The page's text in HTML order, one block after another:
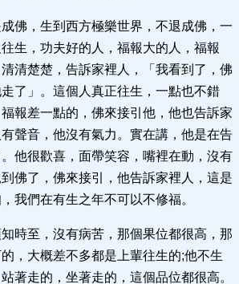
成佛，生到西方極樂世界，不退成佛，一
生，功夫好的人，福報大的人，福報
清楚楚，告訴家裡人，「我看到了，佛
了」。這個人真正往生，一點也不錯
報差一點的，佛來接引他，他也告訴家
聲音，他沒有氣力。實在講，他是在告
他很歡喜，面帶笑容，嘴裡在動，沒有
佛了，佛來接引，他告訴家裡人，這是
我們在有生之年不可以不修福。
時至，沒有病苦，那個果位都很高，那
，大概差不多都是上輩往生的;他不生
著走的，坐著走的，這個品位都很高。